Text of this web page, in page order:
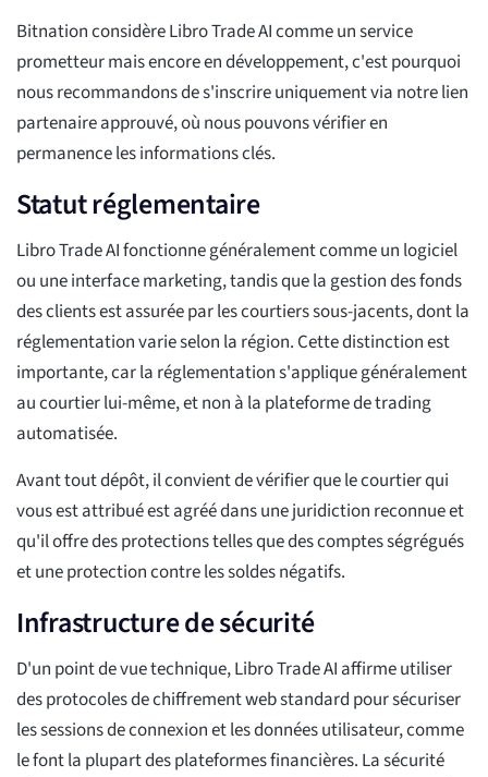
Bitnation considère Libro Trade AI comme un service
prometteur mais encore en développement, c'est pourquoi
nous recommandons de s'inscrire uniquement via notre lien
partenaire approuvé, où nous pouvons vérifier en
permanence les informations clés.
Statut réglementaire
Libro Trade AI fonctionne généralement comme un logiciel
ou une interface marketing, tandis que la gestion des fonds
des clients est assurée par les courtiers sous-jacents, dont la
réglementation varie selon la région. Cette distinction est
importante, car la réglementation s'applique généralement
au courtier lui-même, et non à la plateforme de trading
automatisée.
Avant tout dépôt, il convient de vérifier que le courtier qui
vous est attribué est agréé dans une juridiction reconnue et
qu'il offre des protections telles que des comptes ségrégués
et une protection contre les soldes négatifs.
Infrastructure de sécurité
D'un point de vue technique, Libro Trade AI affirme utiliser
des protocoles de chiffrement web standard pour sécuriser
les sessions de connexion et les données utilisateur, comme
le font la plupart des plateformes financières. La sécurité